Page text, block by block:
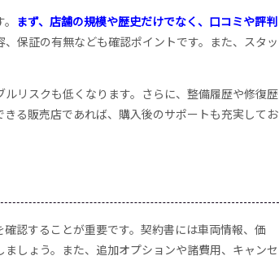
まず、店舗の規模や歴史だけでなく、口コミや評判
保証の有無なども確認ポイントです。また、スタッ
リスクも低くなります。さらに、整備履歴や修復歴
る販売店であれば、購入後のサポートも充実してお
認することが重要です。契約書には車両情報、価
しょう。また、追加オプションや諸費用、キャンセ